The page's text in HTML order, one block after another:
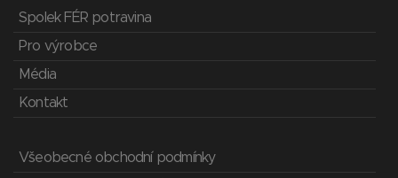
Spolek FÉR potravina
Pro výrobce
Média
Kontakt
Všeobecné obchodní podmínky